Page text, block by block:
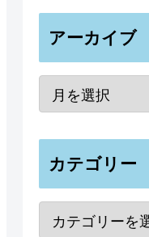
アーカイブ
カテゴリー